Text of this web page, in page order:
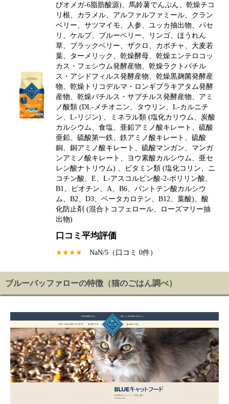
びオメガ-6脂肪酸源)、馬鈴薯でんぷん、乾燥チコ
リ根、カラメル、アルファルファミール、クラン
ベリー、サツマイモ、人参、ユッカ抽出物、パセ
リ、ケルプ、ブルーベリー、リンゴ、ほうれん
草、ブラックベリー、ザクロ、カボチャ、大麦若
葉、ターメリック、乾燥酵母、乾燥エンテロコッ
カス・フェシウム発酵産物、乾燥ラクトバチル
ス・アシドフィルス発酵産物、乾燥黒麹菌発酵産
物、乾燥トリコデルマ・ロンギブラキアタム発酵
産物、乾燥バチルス・サブチルス発酵産物、アミ
ノ酸類 (DL-メチオニン、タウリン、L-カルニチ
ン、L-リジン) 、ミネラル類 (塩化カリウム、炭酸
カルシウム、食塩、亜鉛アミノ酸キレート、硫酸
亜鉛、硫酸第一鉄、鉄アミノ酸キレート、硫酸
銅、銅アミノ酸キレート、硫酸マンガン、マンガ
ンアミノ酸キレート、ヨウ素酸カルシウム、亜セ
レン酸ナトリウム) 、ビタミン類 (塩化コリン、ニ
コチン酸、E、L-アスコルビン酸-2-ポリリン酸、
B1、ビオチン、A、B6、パントテン酸カルシウ
ム、B2、D3、ベータカロテン、B12、葉酸)、酸
化防止剤 (混合トコフェロール、ローズマリー抽
出物)
口コミ平均評価
★★★★ NaN/5（口コミ 0件）
ブルーバッファローの特徴（猫のごはん調べ）